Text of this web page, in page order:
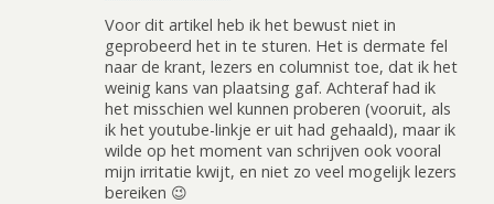
Voor dit artikel heb ik het bewust niet in
geprobeerd het in te sturen. Het is dermate fel
naar de krant, lezers en columnist toe, dat ik het
weinig kans van plaatsing gaf. Achteraf had ik
het misschien wel kunnen proberen (vooruit, als
ik het youtube-linkje er uit had gehaald), maar ik
wilde op het moment van schrijven ook vooral
mijn irritatie kwijt, en niet zo veel mogelijk lezers
bereiken 😉